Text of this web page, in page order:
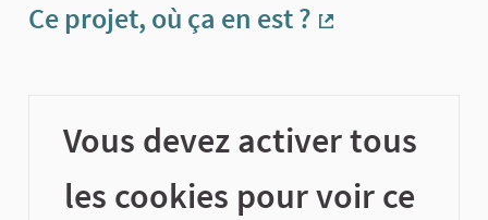
Ce projet, où ça en est ?
Vous devez activer tous
les cookies pour voir ce